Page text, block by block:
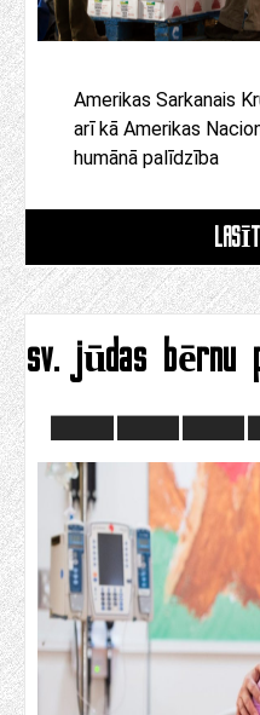
Amerikas Sarkanais
arī kā Amerikas
humānā palīdzība
sv. jūdas bērnu